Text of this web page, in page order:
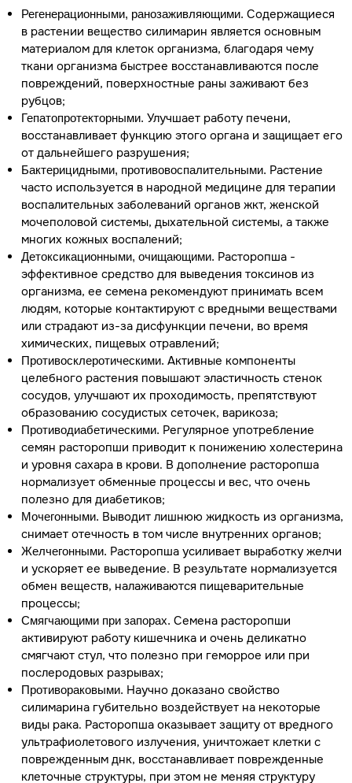
Регенерационными, ранозаживляющими.Содержащиеся
в растении вещество силимарин является основным
материалом для клеток организма, благодаря чему
ткани организма быстрее восстанавливаются после
повреждений, поверхностные раны заживают без
рубцов;
Гепатопротекторными.Улучшает работу печени,
восстанавливает функцию этого органа и защищает его
от дальнейшего разрушения;
Бактерицидными, противовоспалительными. Растение
часто используется в народной медицине для терапии
воспалительных заболеваний органов жкт, женской
мочеполовой системы, дыхательной системы, а также
многих кожных воспалений;
Детоксикационными, очищающими. Расторопша -
эффективное средство для выведения токсинов из
организма, ее семена рекомендуют принимать всем
людям, которые контактируют с вредными веществами
или страдают из-за дисфункции печени, во время
химических, пищевых отравлений;
Противосклеротическими.Активные компоненты
целебного растения повышают эластичность стенок
сосудов, улучшают их проходимость, препятствуют
образованию сосудистых сеточек, варикоза;
Противодиабетическими. Регулярное употребление
семян расторопши приводит к понижению холестерина
и уровня сахара в крови. В дополнение расторопша
нормализует обменные процессы и вес, что очень
полезно для диабетиков;
Мочегонными. Выводит лишнюю жидкость из организма,
снимает отечность в том числе внутренних органов;
Желчегонными. Расторопша усиливает выработку желчи
и ускоряет ее выведение. В результате нормализуется
обмен веществ, налаживаются пищеварительные
процессы;
Смягчающими при запорах.Семена расторопши
активируют работу кишечника и очень деликатно
смягчают стул, что полезно при геморрое или при
послеродовых разрывах;
Противораковыми. Научно доказано свойство
силимарина губительно воздействует на некоторые
виды рака. Расторопша оказывает защиту от вредного
ультрафиолетового излучения, уничтожает клетки с
поврежденным днк, восстанавливает поврежденные
клеточные структуры, при этом не меняя структуру